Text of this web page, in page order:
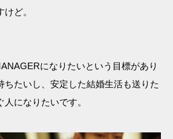
ど。
になりたいという目標があり
ちたいし、安定した結婚生活も送りた
になりたいです。